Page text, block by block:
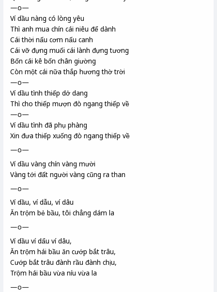
—o—
Ví dầu nàng có lòng yêu
Thì anh mua chín cái niêu để dành
Cái thời nấu cơm nấu canh
Cái vỡ đựng muối cái lành đựng tương
Bốn cái kê bốn chân giường
Còn một cái nữa thắp hương thờ trời
—o—
Ví dầu tình thiếp dở dang
Thì cho thiếp mượn đò ngang thiếp về
—o—
Ví dầu tình đã phụ phàng
Xin đưa thiếp xuống đò ngang thiếp về
—o—
Ví dầu vàng chín vàng mười
Vàng tới đất người vàng cũng ra than
—o—
Ví dầu, ví dẫu, ví dâu
Ăn trộm bẻ bầu, tôi chẳng dám la
—o—
Ví dầu ví dẩu ví dâu,
Ăn trộm hái bầu ăn cướp bắt trâu,
Cướp bắt trâu đành rầu đành chịu,
Trộm hái bầu vừa níu vừa la
—o—